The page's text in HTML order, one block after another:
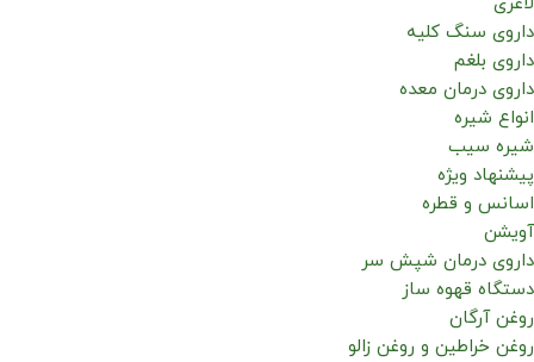
داروی سنگ کلیه
داروی بلغم
داروی درمان معده
انواع شیره
شیره سیب
پیشنهاد ویژه
اسانس و قطره
آویشن
داروی درمان شپش سر
دستگاه قهوه ساز
روغن آرگان
روغن خراطین و روغن زالو